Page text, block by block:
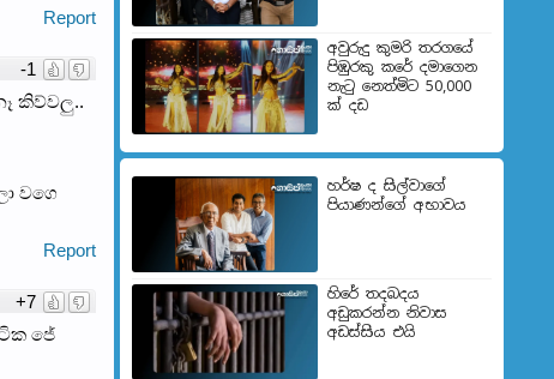
Report
-1
කිව්වලු..
වගෙ
Report
+7
ජේ
අවුරුදු කුමරි තරගයේ
පිඹුරකු කරේ දමාගෙන
නැටු නෙත්මිට 50,000
ක් දඩ
හර්ෂ ද සිල්වාගේ
පියාණන්ගේ අභාවය
හිරේ තදබදය
අඩුකරන්න නිවාස
අඩස්සිය එයි